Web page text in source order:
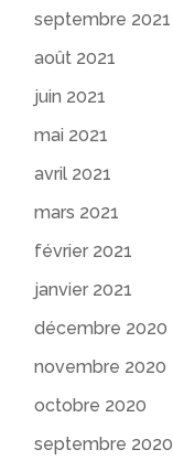
septembre 2021
août 2021
juin 2021
mai 2021
avril 2021
mars 2021
février 2021
janvier 2021
décembre 2020
novembre 2020
octobre 2020
septembre 2020